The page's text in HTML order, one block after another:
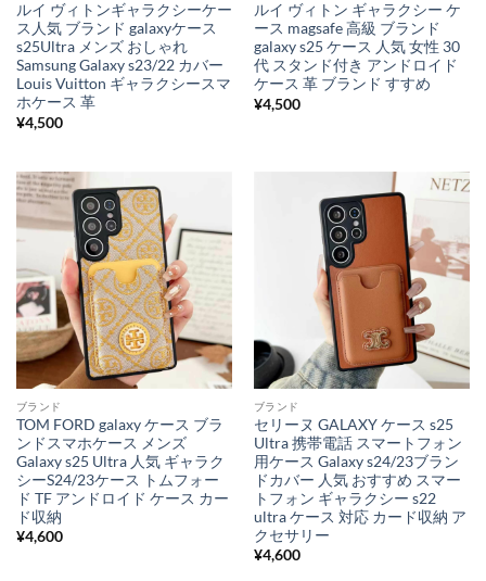
ルイ ヴィトンギャラクシーケー
ス人気 ブランド galaxyケース
s25Ultra メンズ おしゃれ
Samsung Galaxy s23/22 カバー
Louis Vuitton ギャラクシースマ
ホケース 革
¥4,500
ルイ ヴィトン ギャラクシー ケ
ース magsafe 高級 ブランド
galaxy s25 ケース 人気 女性 30
代 スタンド付き アンドロイド
ケース 革 ブランド すすめ
¥4,500
ブランド
TOM FORD galaxy ケース ブラ
ンドスマホケース メンズ
Galaxy s25 Ultra 人気 ギャラク
シーS24/23ケース トムフォー
ド TF アンドロイド ケース カー
ド収納
¥4,600
ブランド
セリーヌ GALAXY ケース s25
Ultra 携帯電話 スマートフォン
用ケース Galaxy s24/23ブラン
ドカバー 人気 おすすめ スマー
トフォン ギャラクシー s22
ultra ケース 対応 カード収納 ア
クセサリー
¥4,600